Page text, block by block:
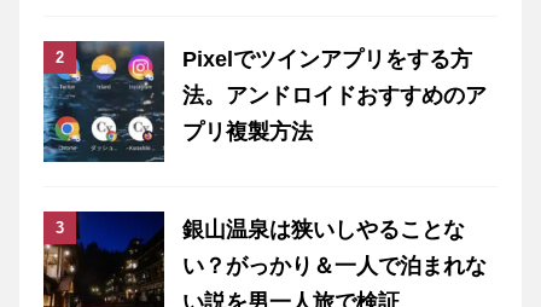
Pixelでツインアプリをする方
法。アンドロイドおすすめのア
プリ複製方法
銀山温泉は狭いしやることな
い？がっかり＆一人で泊まれな
い説を男一人旅で検証